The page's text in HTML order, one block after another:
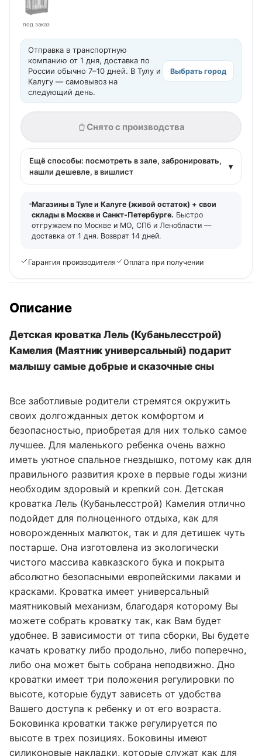
под заказ
Отправка в транспортную
компанию от 1 дня, доставка по
России обычно 7–10 дней. В Тулу и
Калугу — самовывоз на
следующий день.
Выбрать город
Снято с производства
Ещё способы: посмотреть в зале, забронировать,
нашли дешевле, в вишлист
▾
Магазины в Туле и Калуге (живой остаток) + свои
склады в Москве и Санкт-Петербурге. Быстро
отгружаем по Москве и МО, СПб и Ленобласти —
доставка от 1 дня. Возврат 14 дней.
Гарантия производителя Оплата при получении
Описание
Детская кроватка Лель (Кубаньлесстрой)
Камелия (Маятник универсальный) подарит
малышу самые добрые и сказочные сны
Все заботливые родители стремятся окружить
своих долгожданных деток комфортом и
безопасностью, приобретая для них только самое
лучшее. Для маленького ребенка очень важно
иметь уютное спальное гнездышко, потому как для
правильного развития крохе в первые годы жизни
необходим здоровый и крепкий сон. Детская
кроватка Лель (Кубаньлесстрой) Камелия отлично
подойдет для полноценного отдыха, как для
новорожденных малюток, так и для детишек чуть
постарше. Она изготовлена из экологически
чистого массива кавказского бука и покрыта
абсолютно безопасными европейскими лаками и
красками. Кроватка имеет универсальный
маятниковый механизм, благодаря которому Вы
можете собрать кроватку так, как Вам будет
удобнее. В зависимости от типа сборки, Вы будете
качать кроватку либо продольно, либо поперечно,
либо она может быть собрана неподвижно. Дно
кроватки имеет три положения регулировки по
высоте, которые будут зависеть от удобства
Вашего доступа к ребенку и от его возраста.
Боковинка кроватки также регулируется по
высоте в трех позициях. Боковины имеют
силиконовые накладки, которые служат как для